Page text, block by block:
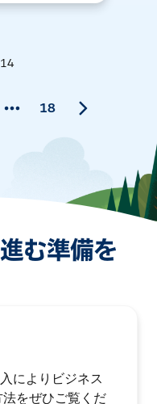
18
む準備を
によりビジネス
をぜひご覧くだ